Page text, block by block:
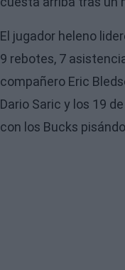
El jugador heleno
9 rebotes, 7
compañero Eric
Dario Saric y los 19
con los Bucks